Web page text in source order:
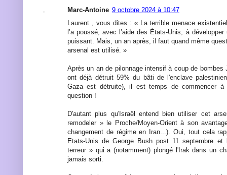
Marc-Antoine 9 octobre 2024 à 10:47
Laurent , vous dites : « La terrible menace
l’a poussé, avec l’aide des États-Unis, à
puissant. Mais, un an après, il faut quand même
arsenal est utilisé. »
Après un an de pilonnage intensif à coup de bombes
ont déjà détruit 59% du bâti de l'enclave
Gaza est détruite), il est temps de commencer
question !
D'autant plus qu'Israël entend bien utiliser cet
remodeler » le Proche/Moyen-Orient à son
changement de régime en Iran...). Oui, tout cela
Etats-Unis de George Bush post 11 septembre
terreur » qui a (notamment) plongé l'Irak dans un
jamais sorti.